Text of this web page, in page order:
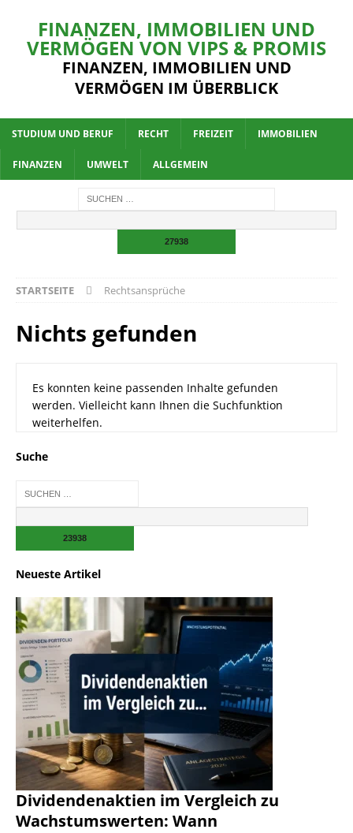
FINANZEN, IMMOBILIEN UND
VERMÖGEN VON VIPS & PROMIS
FINANZEN, IMMOBILIEN UND
VERMÖGEN IM ÜBERBLICK
STUDIUM UND BERUF RECHT FREIZEIT IMMOBILIEN
FINANZEN UMWELT ALLGEMEIN
STARTSEITE Rechtsansprüche
Nichts gefunden
Es konnten keine passenden Inhalte gefunden
werden. Vielleicht kann Ihnen die Suchfunktion
weiterhelfen.
Suche
Neueste Artikel
Dividendenaktien im Vergleich zu
Wachstumswerten: Wann